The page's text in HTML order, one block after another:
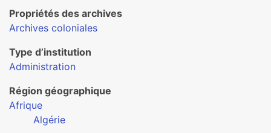
Propriétés des archives
Archives coloniales
Type d’institution
Administration
Région géographique
Afrique
Algérie